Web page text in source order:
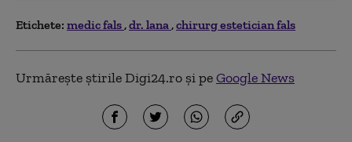
Etichete: medic fals dr. lana chirurg estetician fals
Urmărește știrile Digi24.ro și peGoogle News